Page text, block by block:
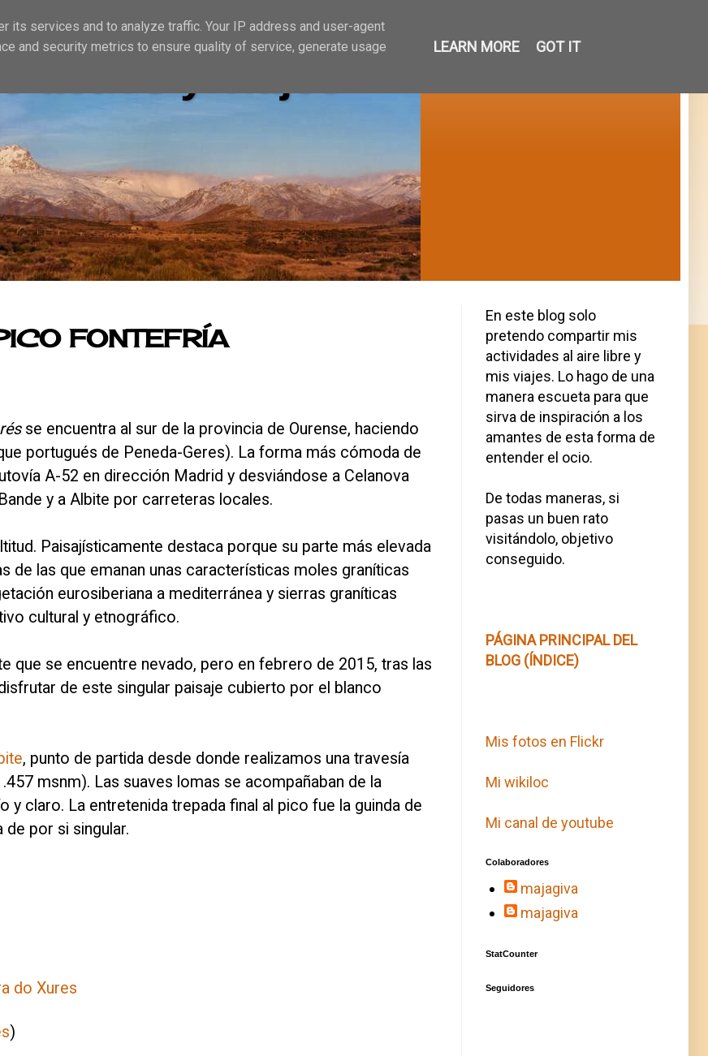
activo y viajes
FONTEFRÍA
se encuentra al sur de la provincia de Ourense, haciendo
portugués de Peneda-Geres). La forma más cómoda de
A-52 en dirección Madrid y desviándose a Celanova
Bande y a Albite por carreteras locales.
Paisajísticamente destaca porque su parte más elevada
de las que emanan unas características moles graníticas
eurosiberiana a mediterránea y sierras graníticas
cultural y etnográfico.
que se encuentre nevado, pero en febrero de 2015, tras las
de este singular paisaje cubierto por el blanco
, punto de partida desde donde realizamos una travesía
msnm). Las suaves lomas se acompañaban de la
y claro. La entretenida trepada final al pico fue la guinda de
de por si singular.
do Xures
)
En este blog solo
pretendo compartir mis
actividades al aire libre y
mis viajes. Lo hago de una
manera escueta para que
sirva de inspiración a los
amantes de esta forma de
entender el ocio.
De todas maneras, si
pasas un buen rato
visitándolo, objetivo
conseguido.
PÁGINA PRINCIPAL DEL
BLOG (ÍNDICE)
Mis fotos en Flickr
Mi wikiloc
Mi canal de youtube
Colaboradores
majagiva
majagiva
StatCounter
Seguidores
services and to analyze traffic. Your IP address and user-agent
and security metrics to ensure quality of service, generate usage
LEARN MORE GOT IT